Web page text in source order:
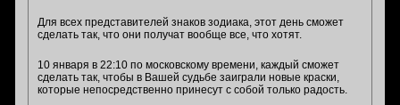
Для всех представителей знаков зодиака, этот день сможет
сделать так, что они получат вообще все, что хотят.
10 января в 22:10 по московскому времени, каждый сможет
сделать так, чтобы в Вашей судьбе заиграли новые краски,
которые непосредственно принесут с собой только радость.